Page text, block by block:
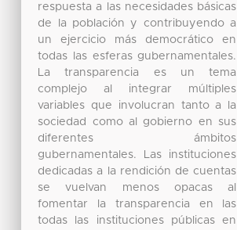
respuesta a las necesidades básicas
de la población y contribuyendo a
un ejercicio más democrático en
todas las esferas gubernamentales.
La transparencia es un tema
complejo al integrar múltiples
variables que involucran tanto a la
sociedad como al gobierno en sus
diferentes ámbitos
gubernamentales. Las instituciones
dedicadas a la rendición de cuentas
se vuelvan menos opacas al
fomentar la transparencia en las
todas las instituciones públicas en